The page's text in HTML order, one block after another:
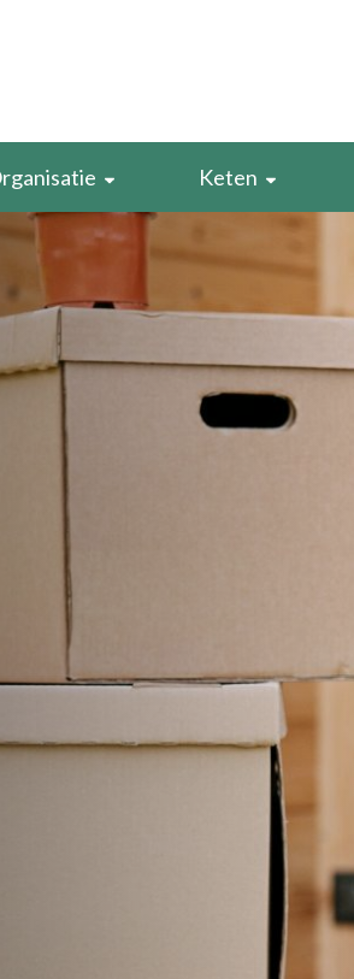
EUDR
voetafdruk
Maatregelen om te verduurzamen
Rapporteren
Sociale verantwoordelijkheid
& regelgeving
Keten
Retourstroom
Voorraad